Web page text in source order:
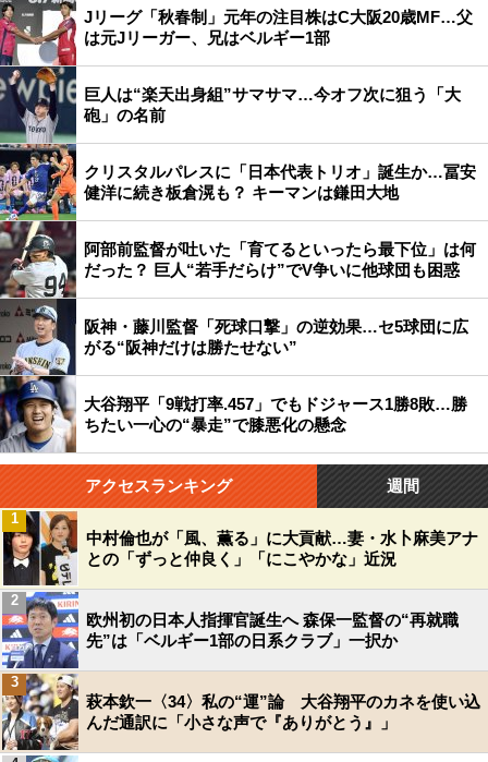
Jリーグ「秋春制」元年の注目株はC大阪20歳MF…父
は元Jリーガー、兄はベルギー1部
巨人は“楽天出身組”サマサマ…今オフ次に狙う「大
砲」の名前
クリスタルパレスに「日本代表トリオ」誕生か…冨安
健洋に続き板倉滉も？ キーマンは鎌田大地
阿部前監督が吐いた「育てるといったら最下位」は何
だった？ 巨人“若手だらけ”でV争いに他球団も困惑
阪神・藤川監督「死球口撃」の逆効果…セ5球団に広
がる“阪神だけは勝たせない”
大谷翔平「9戦打率.457」でもドジャース1勝8敗…勝
ちたい一心の“暴走”で膝悪化の懸念
アクセスランキング 週間
中村倫也が「風、薫る」に大貢献…妻・水卜麻美アナ
との「ずっと仲良く」「にこやかな」近況
1
欧州初の日本人指揮官誕生へ 森保一監督の“再就職
先”は「ベルギー1部の日系クラブ」一択か
2
萩本欽一〈34〉私の“運”論 大谷翔平のカネを使い込
んだ通訳に「小さな声で『ありがとう』」
3